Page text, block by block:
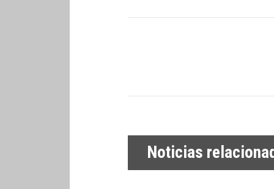
Noticias